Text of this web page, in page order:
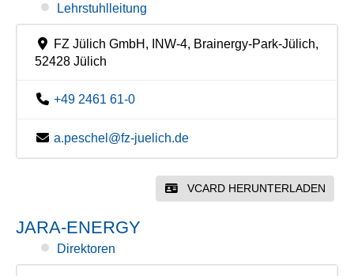
Lehrstuhlleitung
FZ Jülich GmbH, INW-4, Brainergy-Park-Jülich,
52428 Jülich
+49 2461 61-0
a.peschel@fz-juelich.de
VCARD HERUNTERLADEN
JARA-ENERGY
Direktoren